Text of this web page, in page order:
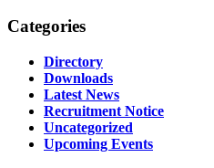
Categories
Directory
Downloads
Latest News
Recruitment Notice
Uncategorized
Upcoming Events